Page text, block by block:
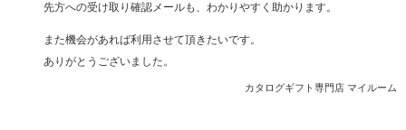
先方への受け取り確認メールも、わかりやすく助かります。
また機会があれば利用させて頂きたいです。
ありがとうございました。
カタログギフト専門店 マイルー